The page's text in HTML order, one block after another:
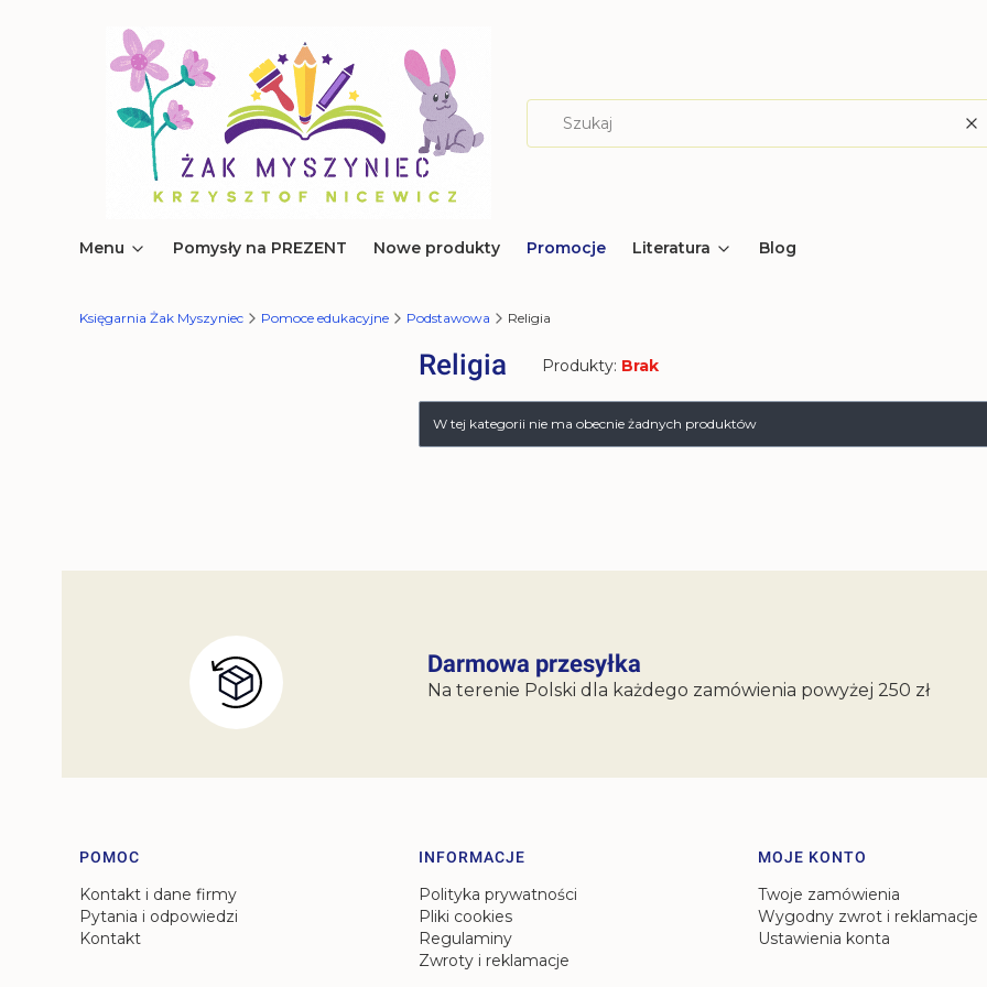
Menu Pomysły na PREZENT Nowe produkty Promocje Literatura Blog
Księgarnia Żak Myszyniec Pomoce edukacyjne Podstawowa Religia
Religia Produkty: Brak
Lista produktów
W tej kategorii nie ma obecnie żadnych produktów
Darmowa przesyłka
Na terenie Polski dla każdego zamówienia powyżej 250 zł
Linki w stopce
POMOC
Kontakt i dane firmy
Pytania i odpowiedzi
Kontakt
INFORMACJE
Polityka prywatności
Pliki cookies
Regulaminy
Zwroty i reklamacje
MOJE KONTO
Twoje zamówienia
Wygodny zwrot i reklamacje
Ustawienia konta